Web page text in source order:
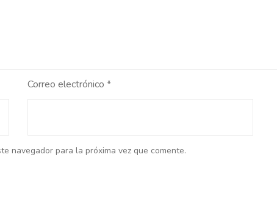
Correo electrónico *
navegador para la próxima vez que comente.